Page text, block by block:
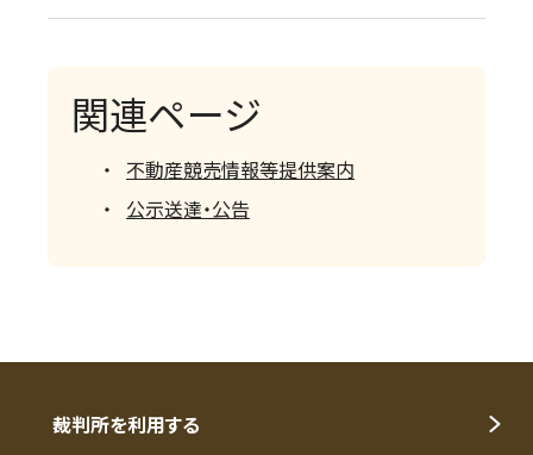
関連ページ
不動産競売情報等提供案内
公示送達・公告
裁判所を利用する